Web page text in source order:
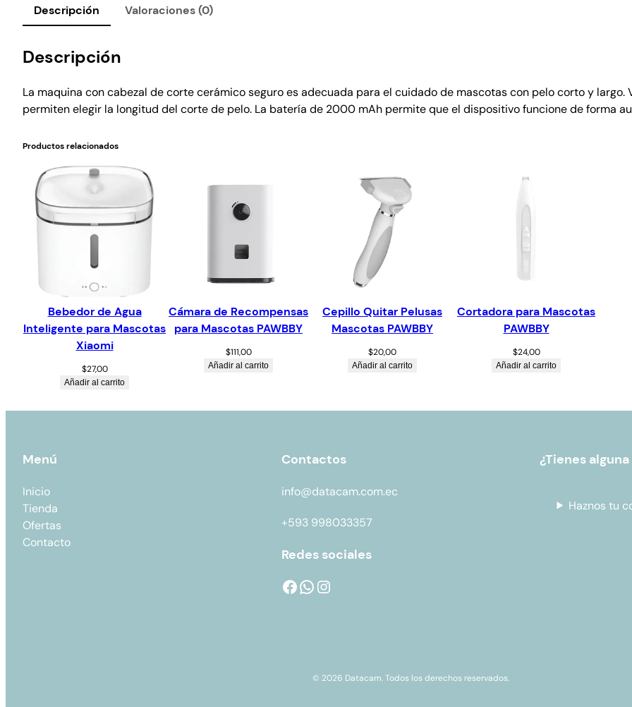
Descripción Valoraciones (0)
Descripción
La maquina con cabezal de corte cerámico seguro es adecuada para el cuidado de mascotas con pelo corto y largo.
permiten elegir la longitud del corte de pelo. La batería de 2000 mAh permite que el dispositivo funcione de forma
Productos relacionados
Bebedor de Agua
Inteligente para Mascotas
Xiaomi
$27,00
Añadir al carrito
Cámara de Recompensas
para Mascotas PAWBBY
$111,00
Añadir al carrito
Cepillo Quitar Pelusas
Mascotas PAWBBY
$20,00
Añadir al carrito
Cortadora para Mascotas
PAWBBY
$24,00
Añadir al carrito
Menú
Inicio
Tienda
Ofertas
Contacto
Contactos
info@datacam.com.ec
+593 998033357
Redes sociales
¿Tienes
Haznos tu
© 2026 Datacam. Todos los derechos reservados.